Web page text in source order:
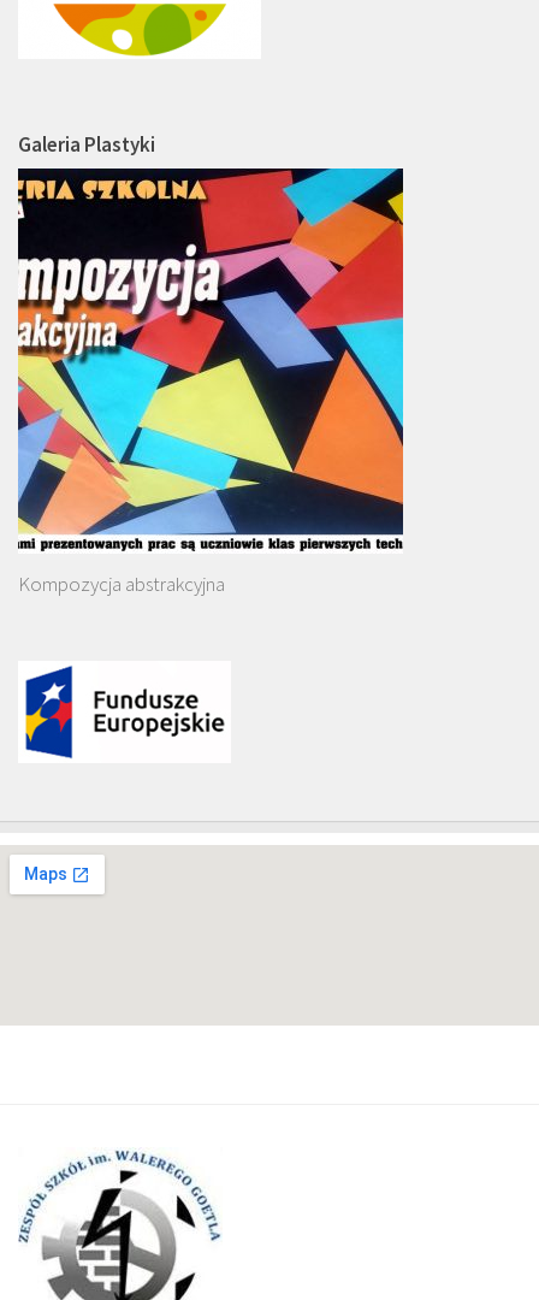
Galeria Plastyki
Kompozycja abstrakcyjna